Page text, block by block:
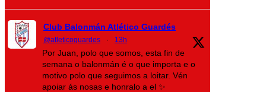
Club Balonmán Atlético Guardés
@atleticoguardes · 13h
Por Juan, polo que somos, esta fin de
semana o balonmán é o que importa e o
motivo polo que seguimos a loitar. Vén
apoiar ás nosas e honralo a el ✨